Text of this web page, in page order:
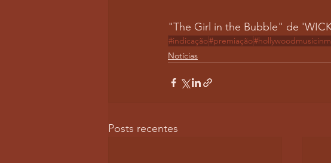
"The Girl in the Bubble" de
#indicação#premiação
Notícias
Posts recentes